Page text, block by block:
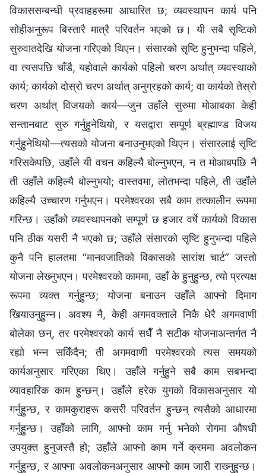
विकाससम्‍बन्धी प्रवाहहरूमा आधारित छ; व्यवस्थापन कार्य पनि
सोहीअनुरूप बिस्तारै मात्रै परिवर्तन भएको छ। यी सबै सृष्टिको
सुरुवातदेखि योजना गरिएको थिएन। संसारको सृष्टि हुनुभन्दा पहिले,
वा त्यसपछि चाँडै, यहोवाले कार्यको पहिलो चरण अर्थात् व्यवस्थाको
कार्य; कार्यको दोस्रो चरण अर्थात् अनुग्रहको कार्य; वा कार्यको तेस्रो
चरण अर्थात् विजयको कार्य—जुन उहाँले सुरुमा मोआबका केही
सन्तानबाट सुरु गर्नुहुनेथियो, र यसद्वारा सम्पूर्ण ब्रह्माण्ड विजय
गर्नुहुनेथियो—त्यसको योजना बनाउनुभएको थिएन। संसारलाई सृष्टि
गरिसकेपछि, उहाँले यी वचन कहिल्यै बोल्‍नुभएन, न त मोआबपछि नै
ती उहाँले कहिल्यै बोल्‍नुभयो; वास्तवमा, लोतभन्दा पहिले, ती उहाँले
कहिल्यै उच्‍चारण गर्नुभएन। परमेश्‍वरका सबै काम तत्‍कालीन रूपमा
गरिन्छ। उहाँको व्यवस्थापनको सम्पूर्ण छ हजार वर्षे कार्यको विकास
पनि ठीक यसरी नै भएको छ; उहाँले संसारको सृष्टि हुनुभन्दा पहिले
कुनै पनि हालतमा “मानवजातिको विकासको सारांश चार्ट” जस्तो
योजना लेख्‍नुभएन। परमेश्‍वरको काममा, उहाँ के हुनुहुन्छ, त्यो प्रत्यक्ष
रूपमा व्यक्त गर्नुहुन्छ; योजना बनाउन उहाँले आफ्‍नो दिमाग
खियाउनुहुन्‍न। अवश्‍य नै, केही अगमवक्ताले निकै धेरै अगमवाणी
बोलेका छन्, तर परमेश्‍वरको कार्य सधैँ नै सटीक योजनाअन्तर्गत नै
रह्यो भन्‍न सकिँदैन; ती अगमवाणी परमेश्‍वरको त्यस समयको
कार्यअनुसार गरिएका थिए। उहाँले गर्नुहुने सबै काम सबभन्दा
व्यावहारिक काम हुन्छन्। उहाँले हरेक युगको विकासअनुसार यो
गर्नुहुन्छ, र कामकुराहरू कसरी परिवर्तन हुन्छन् त्यसैको आधारमा
गर्नुहुन्छ। उहाँको लागि, आफ्‍नो काम गर्नु भनेको रोगमा औषधी
उपयुक्त हुनुजस्तै हो; उहाँले आफ्नो काम गर्ने क्रममा अवलोकन
गर्नुहुन्छ, र आफ्ना अवलोकनअनुसार आफ्‍नो काम जारी राख्‍नुहुन्छ।